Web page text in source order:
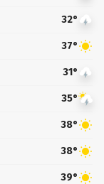
32°
37°
31°
35°
38°
38°
39°